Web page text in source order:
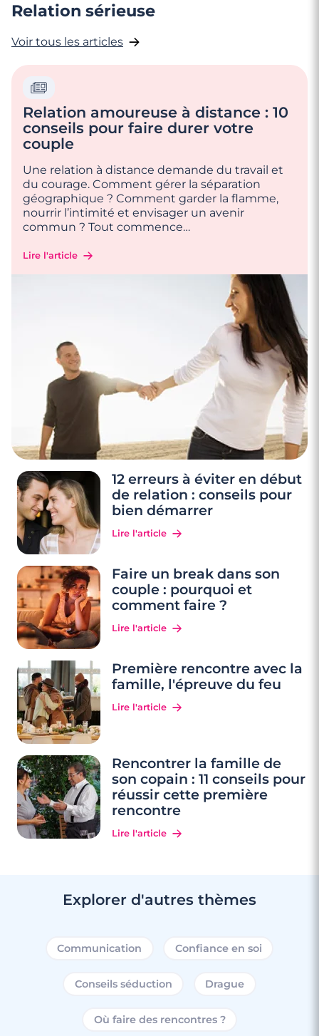
Relation sérieuse
Voir tous les articles
Relation amoureuse à distance : 10
conseils pour faire durer votre
couple
Une relation à distance demande du travail et
du courage. Comment gérer la séparation
géographique ? Comment garder la flamme,
nourrir l’intimité et envisager un avenir
commun ? Tout commence…
Lire l'article
12 erreurs à éviter en début
de relation : conseils pour
bien démarrer
Lire l'article
Faire un break dans son
couple : pourquoi et
comment faire ?
Lire l'article
Première rencontre avec la
famille, l'épreuve du feu
Lire l'article
Rencontrer la famille de
son copain : 11 conseils pour
réussir cette première
rencontre
Lire l'article
Explorer d'autres thèmes
Communication Confiance en soi
Conseils séduction Drague
Où faire des rencontres ?